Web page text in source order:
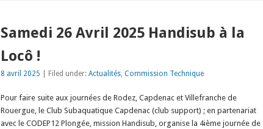
Samedi 26 Avril 2025 Handisub à la
Locô !
8 avril 2025 | Filed under:Actualités,Commission Technique
Pour faire suite aux journées de Rodez, Capdenac et Villefranche de
Rouergue, le Club Subaquatique Capdenac (club support) ; en partenariat
avec le CODEP12 Plongée, mission Handisub, organise la 4ième journée de